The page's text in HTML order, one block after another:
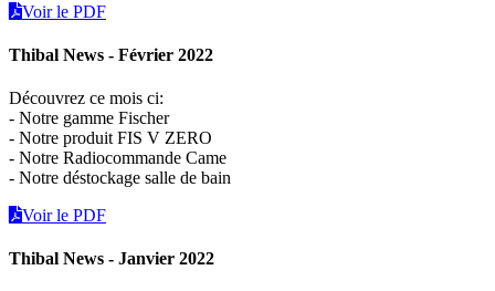
Voir le PDF
Thibal News - Février 2022
Découvrez ce mois ci:
- Notre gamme Fischer
- Notre produit FIS V ZERO
- Notre Radiocommande Came
- Notre déstockage salle de bain
Voir le PDF
Thibal News - Janvier 2022